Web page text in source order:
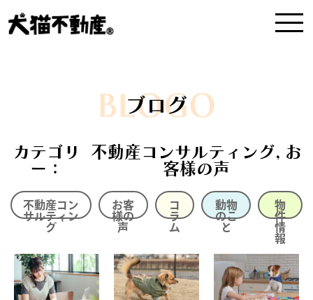
BLOGO
ブログ
カテゴリ
ー：
不動産コンサルティング, お
客様の声
不動産コン
サルティン
グ
お客
様の
声
コ
ラ
ム
動物
のこ
と
物
件
情
報